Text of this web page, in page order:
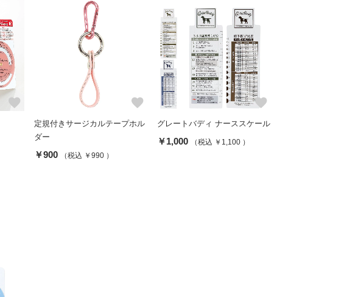
favorite favorite
定規付きサージカルテープホル
ダー
￥900 （税込 ￥990 ）
favorite
グレートバディ ナーススケール
￥1,000 （税込 ￥1,100 ）